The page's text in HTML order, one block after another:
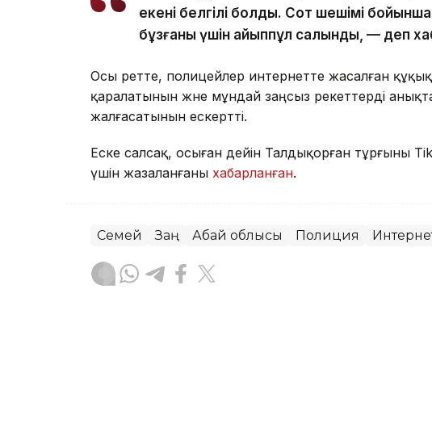
екені белгілі болды. Сот шешімі
бұзғаны үшін айыппұл салынды, — деп
Осы ретте, полицейлер интернетте жасалған
қаралатынын және мұндай заңсыз әрекеттерді
жалғасатынын ескертті.
Еске салсақ, осыған дейін Талдықорған тұрғыны
үшін жазаланғаны хабарланған.
Семей Заң Абай облысы Полиция